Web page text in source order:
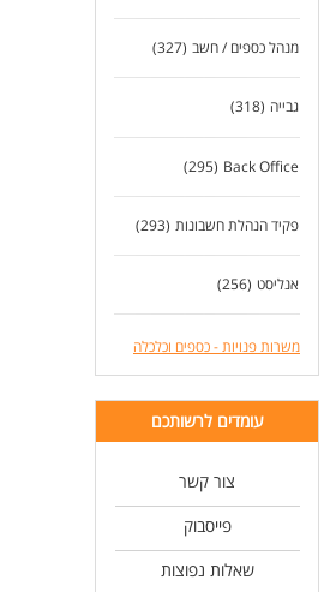
מנהל כספים / חשב (327)
גבייה (318)
Back Office
(295)
פקיד הנהלת חשבונות (293)
אנליסט (256)
משרות פנויות - כספים וכלכלה
עומדים לרשותכם
צור קשר
פייסבוק
שאלות נפוצות